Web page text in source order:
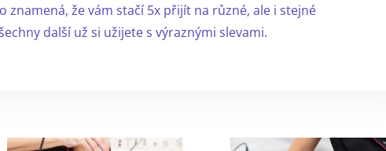
znamená, že vám stačí 5x přijít na různé, ale i stejné
další už si užijete s výraznými slevami.